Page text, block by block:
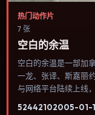
热门动作片
7 张
空白的余温
空白的余温是一部加
一龙、张译、斯嘉丽·
与网络平台陆续上线
52442102005-01-